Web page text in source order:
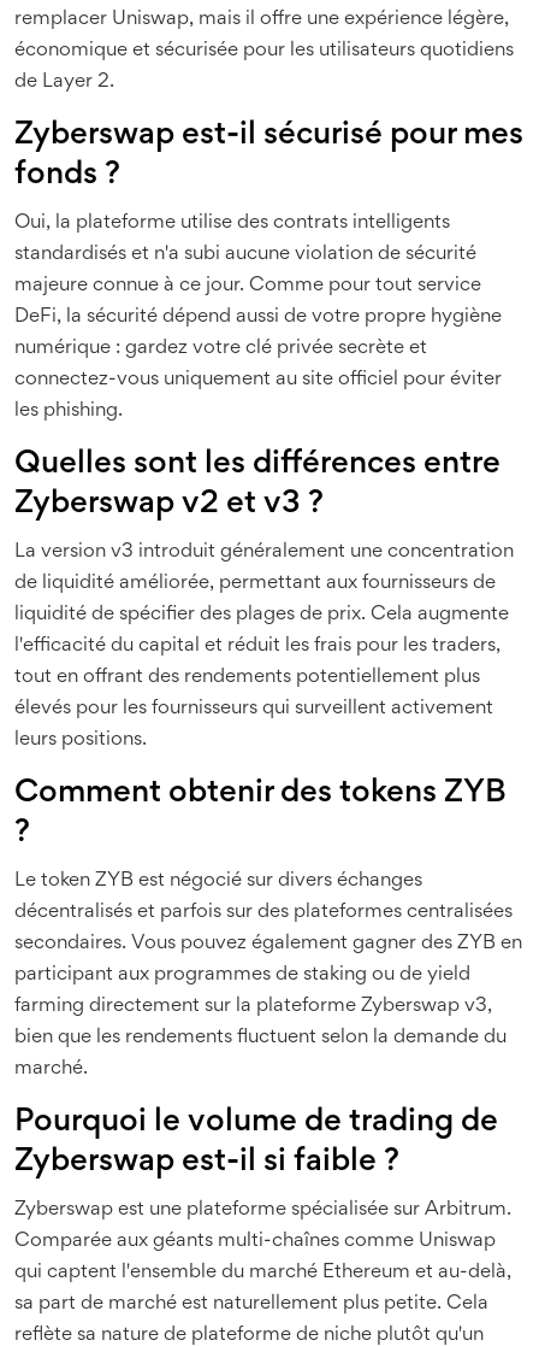
remplacer Uniswap, mais il offre une expérience légère,
économique et sécurisée pour les utilisateurs quotidiens
de Layer 2.
Zyberswap est-il sécurisé pour mes
fonds ?
Oui, la plateforme utilise des contrats intelligents
standardisés et n'a subi aucune violation de sécurité
majeure connue à ce jour. Comme pour tout service
DeFi, la sécurité dépend aussi de votre propre hygiène
numérique : gardez votre clé privée secrète et
connectez-vous uniquement au site officiel pour éviter
les phishing.
Quelles sont les différences entre
Zyberswap v2 et v3 ?
La version v3 introduit généralement une concentration
de liquidité améliorée, permettant aux fournisseurs de
liquidité de spécifier des plages de prix. Cela augmente
l'efficacité du capital et réduit les frais pour les traders,
tout en offrant des rendements potentiellement plus
élevés pour les fournisseurs qui surveillent activement
leurs positions.
Comment obtenir des tokens ZYB
?
Le token ZYB est négocié sur divers échanges
décentralisés et parfois sur des plateformes centralisées
secondaires. Vous pouvez également gagner des ZYB en
participant aux programmes de staking ou de yield
farming directement sur la plateforme Zyberswap v3,
bien que les rendements fluctuent selon la demande du
marché.
Pourquoi le volume de trading de
Zyberswap est-il si faible ?
Zyberswap est une plateforme spécialisée sur Arbitrum.
Comparée aux géants multi-chaînes comme Uniswap
qui captent l'ensemble du marché Ethereum et au-delà,
sa part de marché est naturellement plus petite. Cela
reflète sa nature de plateforme de niche plutôt qu'un